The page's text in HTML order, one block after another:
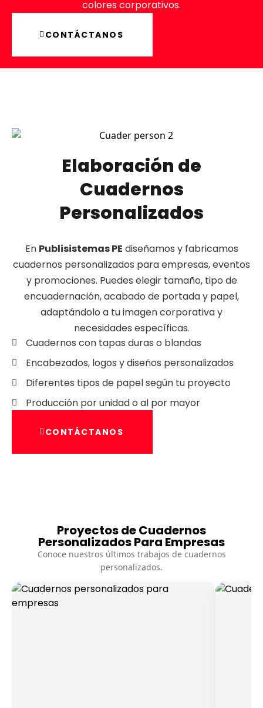
colores corporativos.
CONTÁCTANOS
Elaboración de
Cuadernos
Personalizados
En Publisistemas PE diseñamos y fabricamos
cuadernos personalizados para empresas, eventos
y promociones. Puedes elegir tamaño, tipo de
encuadernación, acabado de portada y papel,
adaptándolo a tu imagen corporativa y
necesidades específicas.
Cuadernos con tapas duras o blandas
Encabezados, logos y diseños personalizados
Diferentes tipos de papel según tu proyecto
Producción por unidad o al por mayor
CONTÁCTANOS
Proyectos de Cuadernos
Personalizados Para Empresas
Conoce nuestros últimos trabajos de cuadernos
personalizados.